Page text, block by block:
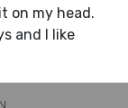
on my head.
and I like